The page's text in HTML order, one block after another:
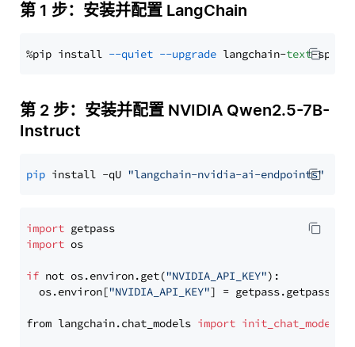
第 1 步：安装并配置 LangChain
%pip install --quiet --upgrade langchain-text
第 2 步：安装并配置 NVIDIA Qwen2.5-7B-
Instruct
pip install -qU "langchain-nvidia-ai-endpoints"
import
import os
if not os.environ.get("NVIDIA_API_KEY"):
  os.environ[
"NVIDIA_API_KEY"] = getpass.getpass(
from langchain.chat_models import init_chat_model